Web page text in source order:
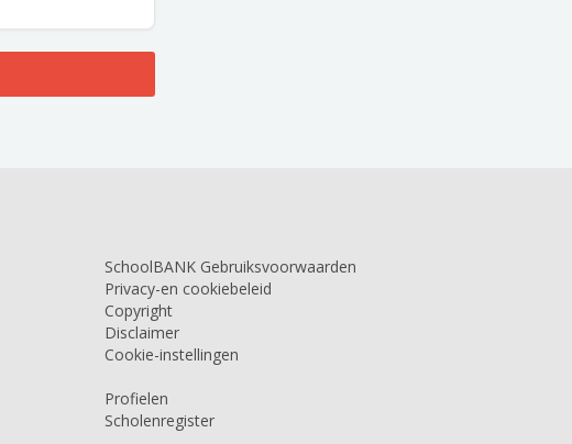
SchoolBANK Gebruiksvoorwaarden
Privacy-en cookiebeleid
Copyright
Disclaimer
Cookie-instellingen
Profielen
Scholenregister